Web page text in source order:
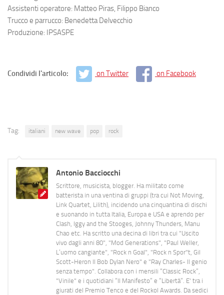
Assistenti operatore: Matteo Piras, Filippo Bianco
Trucco e parrucco: Benedetta Delvecchio
Produzione: IPSASPE
Condividi l'articolo: on Twitter on Facebook
Tag: italiani new wave pop rock
Antonio Bacciocchi
Scrittore, musicista, blogger. Ha militato come
batterista in una ventina di gruppi (tra cui Not Moving,
Link Quartet, Lilith), incidendo una cinquantina di dischi
e suonando in tutta Italia, Europa e USA e aprendo per
Clash, Iggy and the Stooges, Johnny Thunders, Manu
Chao etc. Ha scritto una decina di libri tra cui "Uscito
vivo dagli anni 80", "Mod Generations", "Paul Weller,
L’uomo cangiante", "Rock n Goal", "Rock n Spor"t, Gil
Scott-Heron Il Bob Dylan Nero" e "Ray Charles- Il genio
senza tempo". Collabora con i mensili “Classic Rock”,
"Vinile" e i quotidiani “Il Manifesto” e “Libertà”. E' tra i
giurati del Premio Tenco e del Rockol Awards. Da sedici